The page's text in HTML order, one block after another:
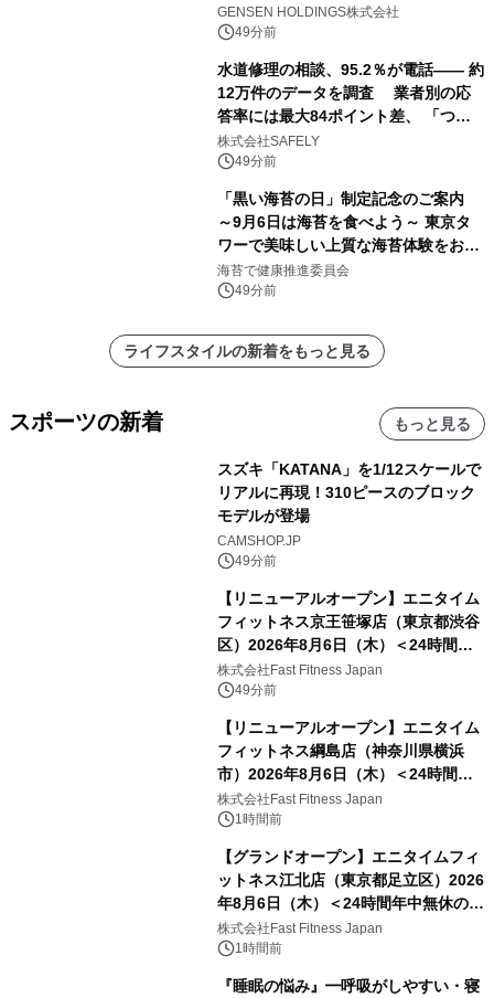
ーズ初のオールインクルーシブ導入
GENSEN HOLDINGS株式会社
49分前
水道修理の相談、95.2％が電話―― 約
12万件のデータを調査 業者別の応
答率には最大84ポイント差、 「つな
がりやすさ」も選定基準に
株式会社SAFELY
49分前
「黒い海苔の日」制定記念のご案内
～9月6日は海苔を食べよう～ 東京タ
ワーで美味しい上質な海苔体験をお届
けします！
海苔で健康推進委員会
49分前
ライフスタイルの新着をもっと見る
スポーツの新着 もっと見る
スズキ「KATANA」を1/12スケールで
リアルに再現！310ピースのブロック
モデルが登場
CAMSHOP.JP
49分前
【リニューアルオープン】エニタイム
フィットネス京王笹塚店（東京都渋谷
区）2026年8月6日（木）＜24時間年
中無休のフィットネスジム＞
株式会社Fast Fitness Japan
49分前
【リニューアルオープン】エニタイム
フィットネス綱島店（神奈川県横浜
市）2026年8月6日（木）＜24時間年
中無休のフィットネスジム＞
株式会社Fast Fitness Japan
1時間前
【グランドオープン】エニタイムフィ
ットネス江北店（東京都足立区）2026
年8月6日（木）＜24時間年中無休のフ
ィットネスジム＞
株式会社Fast Fitness Japan
1時間前
『睡眠の悩み』━呼吸がしやすい・寝